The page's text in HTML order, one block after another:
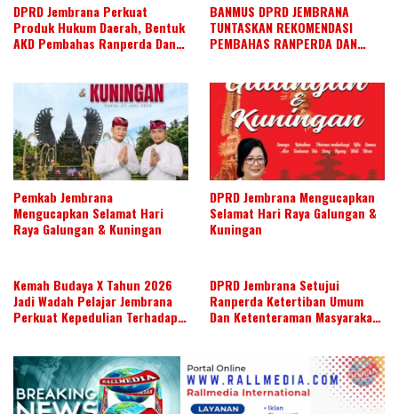
DPRD Jembrana Perkuat
Produk Hukum Daerah, Bentuk
AKD Pembahas Ranperda Dan
BANMUS DPRD JEMBRANA
TUNTASKAN REKOMENDASI
PEMBAHAS RANPERDA DAN
Pemkab Jembrana
Mengucapkan Selamat Hari
Raya Galungan & Kuningan
DPRD Jembrana Mengucapkan
Selamat Hari Raya Galungan &
Kuningan
Kemah Budaya X Tahun 2026
Jadi Wadah Pelajar Jembrana
Perkuat Kepedulian Terhadap
DPRD Jembrana Setujui
Ranperda Ketertiban Umum
Dan Ketenteraman Masyarakat